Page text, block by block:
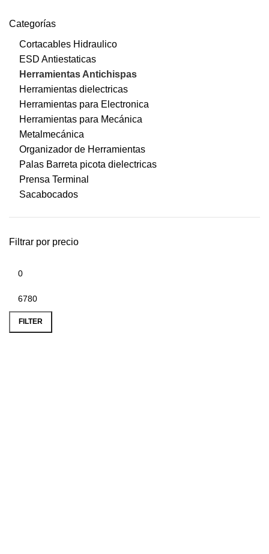
Categorías
Cortacables Hidraulico
ESD Antiestaticas
Herramientas Antichispas
Herramientas dielectricas
Herramientas para Electronica
Herramientas para Mecánica
Metalmecánica
Organizador de Herramientas
Palas Barreta picota dielectricas
Prensa Terminal
Sacabocados
Filtrar por precio
FILTER